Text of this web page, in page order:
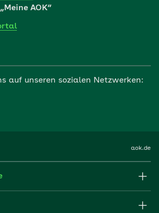
AOK“
auf unseren sozialen Netzwerken:
aok.de
Anträge